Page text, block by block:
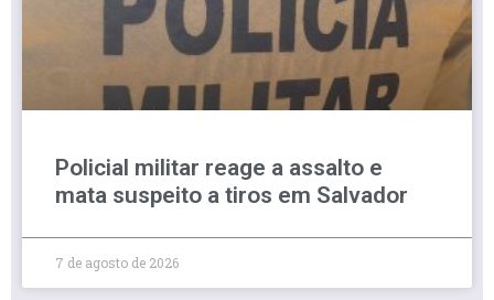
Policial militar reage a assalto e
mata suspeito a tiros em Salvador
7 de agosto de 2026